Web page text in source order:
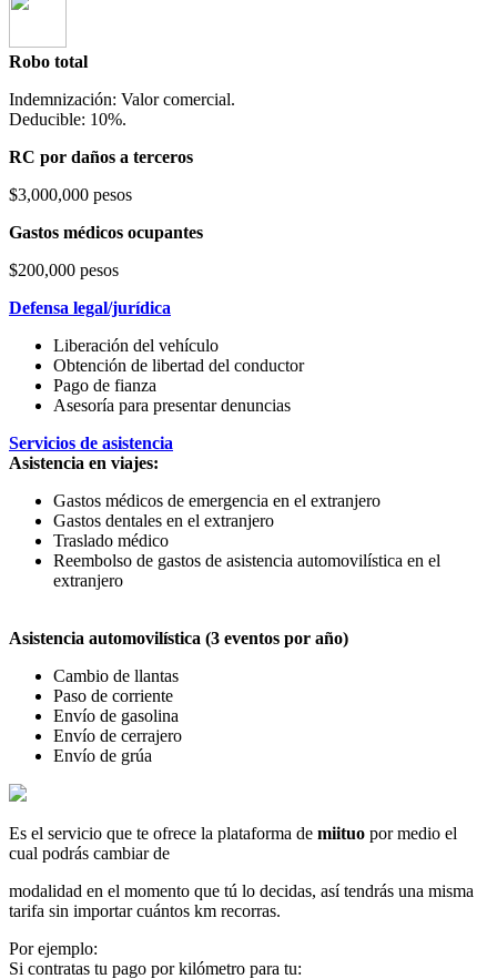
Robo total
Indemnización: Valor comercial.
Deducible: 10%.
RC por daños a terceros
$3,000,000 pesos
Gastos médicos ocupantes
$200,000 pesos
Defensa legal/jurídica
Liberación del vehículo
Obtención de libertad del conductor
Pago de fianza
Asesoría para presentar denuncias
Servicios de asistencia
Asistencia en viajes:
Gastos médicos de emergencia en el extranjero
Gastos dentales en el extranjero
Traslado médico
Reembolso de gastos de asistencia automovilística en el
extranjero
Asistencia automovilística (3 eventos por año)
Cambio de llantas
Paso de corriente
Envío de gasolina
Envío de cerrajero
Envío de grúa
Es el servicio que te ofrece la plataforma de miituo por medio el
cual podrás cambiar de
modalidad en el momento que tú lo decidas, así tendrás una misma
tarifa sin importar cuántos km recorras.
Por ejemplo:
Si contratas tu pago por kilómetro para tu: